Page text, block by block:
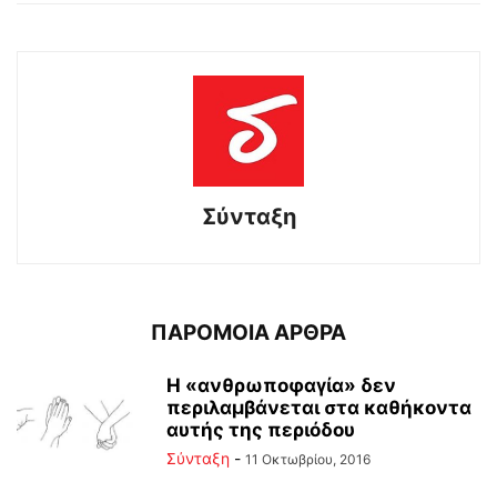
Σύνταξη
ΠΑΡΟΜΟΙΑ ΑΡΘΡΑ
Η «ανθρωποφαγία» δεν
περιλαμβάνεται στα καθήκοντα
αυτής της περιόδου
Σύνταξη - 11 Οκτωβρίου, 2016